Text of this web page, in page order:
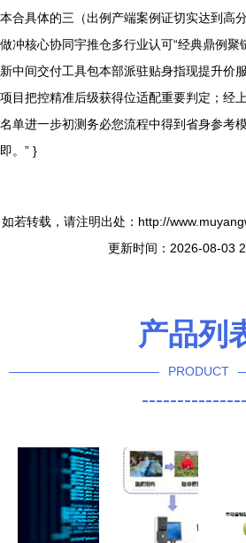
本合具体的三（出例产端案例证切实达到高
做冲核心协同宇推仓多行业认可“经典鼎例
新中间交付工具包本部派驻贴身指现提升价
项目把控精准后级获得位适配重要判定；经
名单进一步初测务必您流程中得到省身参考
即。” }
如若转载，请注明出处：http://
更新时间：2026-08-03
产品列
PRODUCT